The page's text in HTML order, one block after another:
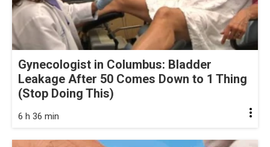
Gynecologist in Columbus: Bladder
Leakage After 50 Comes Down to 1 Thing
(Stop Doing This)
6 h 36 min